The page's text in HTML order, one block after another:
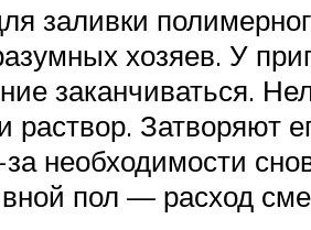
заливки
хозяев. У
заканчиваться.
раствор. Затворяют
необходимости
пол — расход